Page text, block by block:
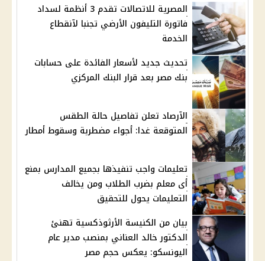
المصرية للاتصالات تقدم 3 أنظمة لسداد
فاتورة التليفون الأرضي تجنبا لآنقطاع
الخدمة
تحديث جديد لأسعار الفائدة على حسابات
بنك مصر بعد قرار البنك المركزي
الآرصاد تعلن تفاصيل حالة الطقس
المتوقعة غدا: أجواء مضطربة وسقوط أمطار
تعليمات واجب تنفيذها بجميع المدارس بمنع
أى معلم بضرب الطلاب ومن يخالف
التعليمات يحول للتحقيق
بيان من الكنيسة الأرثوذكسية تهنئ
الدكتور خالد العناني بمنصب مدير عام
اليونسكو: يعكس حجم مصر